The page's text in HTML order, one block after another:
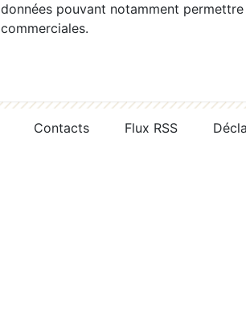
données pouvant notamment
commerciales.
Contacts Flux RSS